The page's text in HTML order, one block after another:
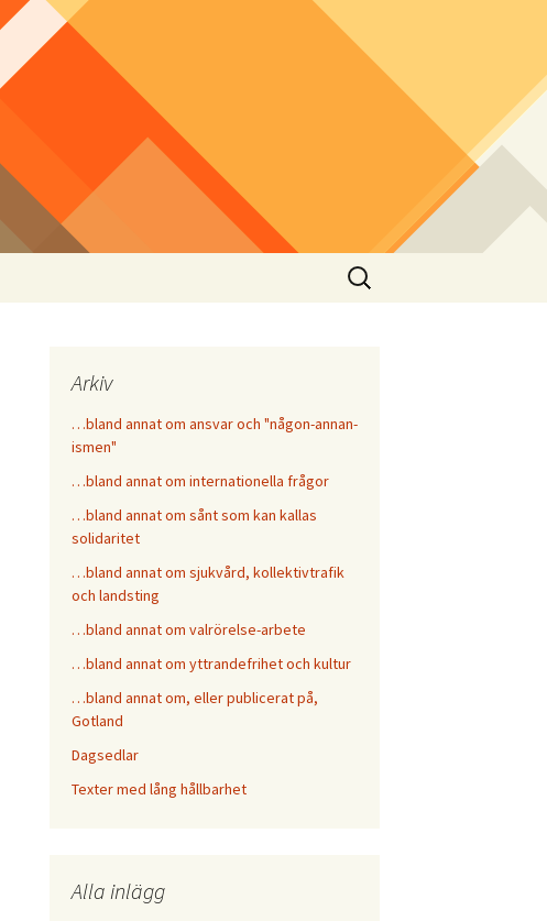
Sök
efter:
Arkiv
…bland annat om ansvar och "någon-annan-
ismen"
…bland annat om internationella frågor
…bland annat om sånt som kan kallas
solidaritet
…bland annat om sjukvård, kollektivtrafik
och landsting
…bland annat om valrörelse-arbete
…bland annat om yttrandefrihet och kultur
…bland annat om, eller publicerat på,
Gotland
Dagsedlar
Texter med lång hållbarhet
Alla inlägg